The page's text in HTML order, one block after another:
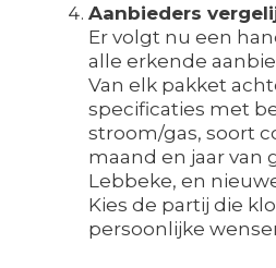
Aanbieders
Er volgt nu een
alle erkende
Van elk pakket
specificaties met
stroom/gas, soort
maand en jaar van
Lebbeke, en
Kies de partij die
persoonlijke